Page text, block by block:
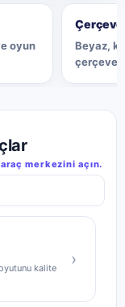
oyun
Beyaz,
merkezini açın.
kalite
›